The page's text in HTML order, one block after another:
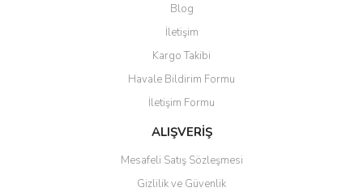
Ürün bilgilerinde hatalar bulunuyor.
Gönder
Blog
İletişim
Kargo Takibi
Havale Bildirim Formu
İletişim Formu
ALIŞVERİŞ
Mesafeli Satış Sözleşmesi
Gizlilik ve Güvenlik